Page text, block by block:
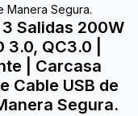
Manera Segura.
Salidas 200W
QC3.0 |
| Carcasa
Cable USB de
Segura.